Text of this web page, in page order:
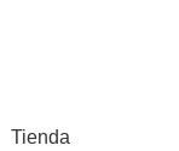
Tienda